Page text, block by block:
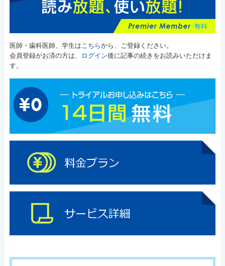
医師・歯科医師、学生はこちらから、ご登録ください。
会員登録がお済の方は、
ログイン後に記事の続きをお読みいただけま
す。